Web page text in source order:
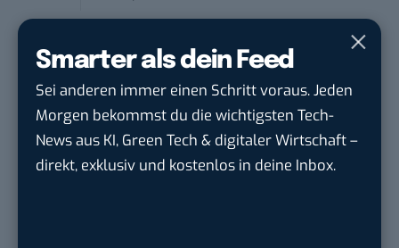
Smarter als dein Feed
Sei anderen immer einen Schritt voraus. Jeden
Morgen bekommst du die wichtigsten Tech-
News aus KI, Green Tech & digitaler Wirtschaft –
direkt, exklusiv und kostenlos in deine Inbox.
IT Sales & Online Marketing Manager
(m/w/...
Instaffo GmbHinKarlsruhe
Social Media Manager (m/w/d)
BANNERKÖNIG GmbHinGelsenkirchen